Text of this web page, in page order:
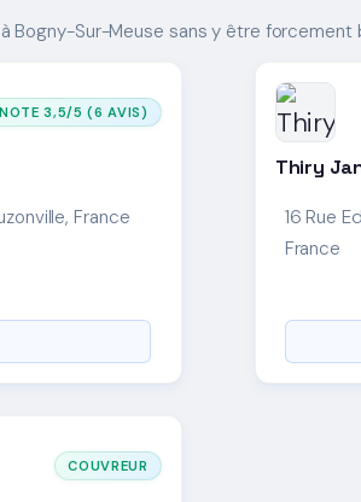
Bogny-Sur-Meuse sans y être forcement
NOTE 3,5/5 (6 AVIS)
France
Thiry
16 Rue
France
COUVREUR